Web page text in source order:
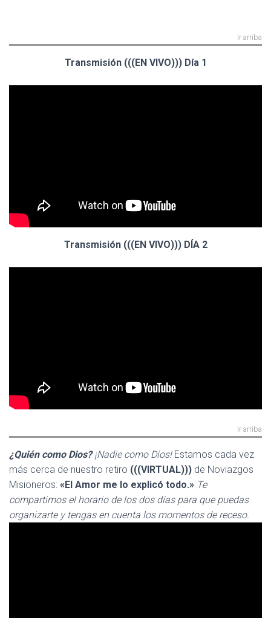
Ir arriba
Transmisión (((EN VIVO))) Día 1
Transmisión (((EN VIVO))) DÍA 2
Ir arriba
¿Quién como Dios?¡Nadie como Dios!Estamos cada vez
más cerca de nuestro retiro (((VIRTUAL))) de Noviazgos
Misioneros: «El Amor me lo explicó todo.» Te
compartimos el horario de los dos días para que puedas
organizarte y tengas en cuenta los momentos de receso.